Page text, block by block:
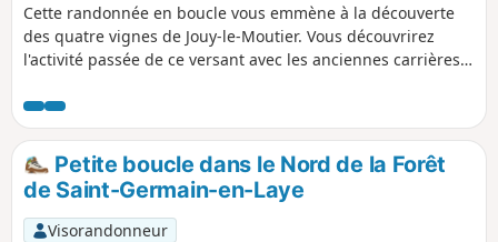
Cette randonnée en boucle vous emmène à la découverte
des quatre vignes de Jouy-le-Moutier. Vous découvrirez
l'activité passée de ce versant avec les anciennes carrières
ralliait Pontoise à Poissy, le menhir de Jouy-le-Moutier ainsi
que deux lavoirs.
Petite boucle dans le Nord de la Forêt
de Saint-Germain-en-Laye
Visorandonneur